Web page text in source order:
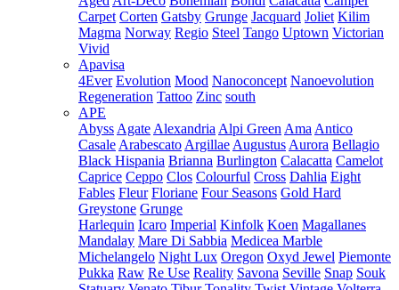
Carpet Corten Gatsby Grunge Jacquard Joliet Kilim
Magma Norway Regio Steel Tango Uptown Victorian
Vivid
Apavisa
4Ever Evolution Mood Nanoconcept Nanoevolution
Regeneration Tattoo Zinc south
APE
Abyss Agate Alexandria Alpi Green Ama Antico
Casale Arabescato Argillae Augustus Aurora Bellagio
Black Hispania Brianna Burlington Calacatta Camelot
Caprice Ceppo Clos Colourful Cross Dahlia Eight
Fables Fleur Floriane Four Seasons Gold Hard
Greystone Grunge
Harlequin Icaro Imperial Kinfolk Koen Magallanes
Mandalay Mare Di Sabbia Medicea Marble
Michelangelo Night Lux Oregon Oxyd Jewel Piemonte
Pukka Raw Re Use Reality Savona Seville Snap Souk